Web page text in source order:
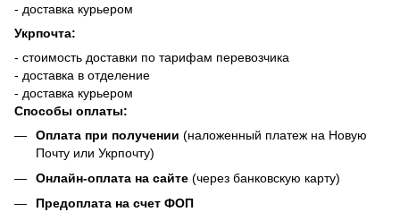
- доставка курьером
Укрпочта:
- стоимость доставки по тарифам перевозчика
- доставка в отделение
- доставка курьером
Способы оплаты:
Оплата при получении (наложенный платеж на Новую
Почту или Укрпочту)
Онлайн-оплата на сайте (через банковскую карту)
Предоплата на счет ФОП